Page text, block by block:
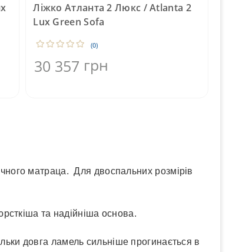
Ліжко Атланта 2 Люкс / Atlanta 2
Lux Green Sofa
(0)
30 357 грн
матраца. Для двоспальних розмірів
та надійніша основа.
довга ламель сильніше прогинається в